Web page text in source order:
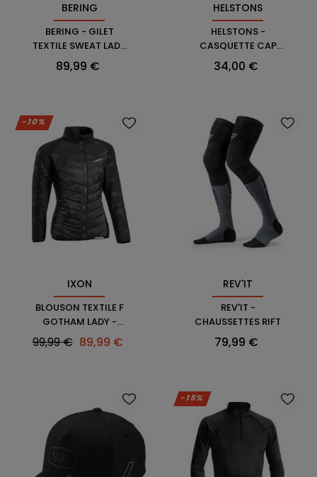
BERING
BERING - GILET
TEXTILE SWEAT LADY
POLAR
Prix
89,99 €
HELSTONS
HELSTONS -
CASQUETTE CAP
VOYAGER
Prix
34,00 €
-10%
IXON
BLOUSON TEXTILE F
GOTHAM LADY -
IXON
Prix
99,99 € Prix
89,99 €
REV'IT
REV'IT -
CHAUSSETTES RIFT
Prix
79,99 €
-15%